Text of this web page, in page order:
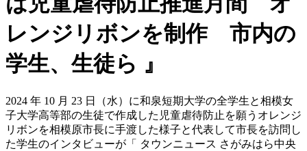
レンジリボンを制作 市内の
学生、生徒ら 』
2024 年 10 月 23 日（水）に和泉短期大学の全学生と相模女
子大学高等部の生徒で作成した児童虐待防止を願うオレンジ
リボンを相模原市長に手渡した様子と代表して市長を訪問し
た学生のインタビューが「 タウンニュース さがみはら中央